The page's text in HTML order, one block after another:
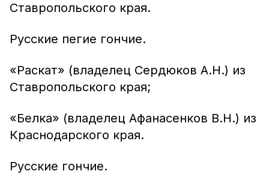
Ставропольского края.
Русские пегие гончие.
«Раскат» (владелец Сердюков А.Н.) из
Ставропольского края;
«Белка» (владелец Афанасенков В.Н.) из
Краснодарского края.
Русские гончие.